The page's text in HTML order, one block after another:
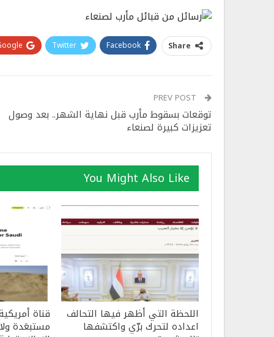
Share
Facebook
Twitter
توقعات بسقوط مأرب قبل نهاية الشهر.. بعد وصول
تعزيزات كبيرة لصنعاء
You Might Also Like
اللحظة التي أظهر فيها التحالف
اعداده لتحرك برّي واكتشفها
قناة
مستبعَدة